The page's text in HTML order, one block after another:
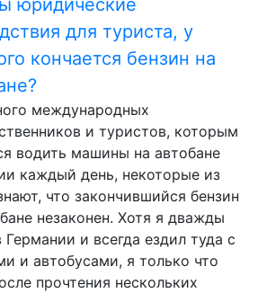
для туриста, у
кончается бензин на
международных
и туристов, которым
водить машины на автобане
каждый день, некоторые из
что закончившийся бензин
незаконен. Хотя я дважды
Германии и всегда ездил туда с
и автобусами, я только что
прочтения нескольких